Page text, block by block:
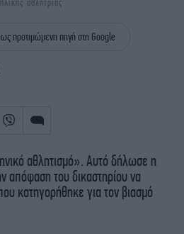
ΖΩΔΙΑ
αθλήτριας
προτιμώμενη πηγή στη Google
αθλητισμό». Αυτό δήλωσε η
απόφαση του δικαστηρίου να
κατηγορήθηκε για τον βιασμό